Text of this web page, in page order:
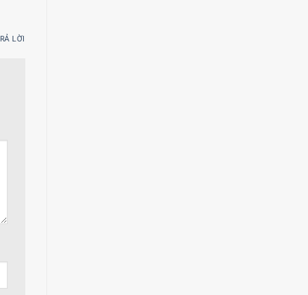
LỜI